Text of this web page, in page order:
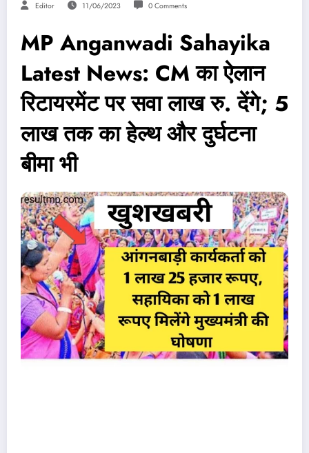
Editor 11/06/2023 0 Comments
MP Anganwadi Sahayika
Latest News: CM का ऐलान
रिटायरमेंट पर सवा लाख रु. देंगे; 5
लाख तक का हेल्थ और दुर्घटना
बीमा भी